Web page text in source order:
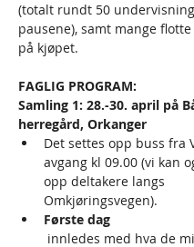
(totalt rundt 50
pausene), samt mange
på kjøpet.
FAGLIG PROGRAM:
Samling 1: 28.-30. april på
herregård, Orkanger
Det settes opp buss fra
avgang kl 09.00 (vi kan
opp deltakere langs
Omkjøringsvegen).
Første dag